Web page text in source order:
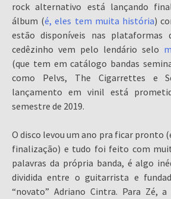
rock alternativo está lançando
álbum (é, eles tem muita história)
estão disponíveis nas plataformas
cedêzinho vem pelo lendário selo
(que tem em catálogo bandas
como Pelvs, The Cigarrettes e
lançamento em vinil está
semestre de 2019.
O disco levou um ano pra ficar pronto
finalização) e tudo foi feito com
palavras da própria banda, é algo
dividida entre o guitarrista e
“novato” Adriano Cintra. Para Zé,